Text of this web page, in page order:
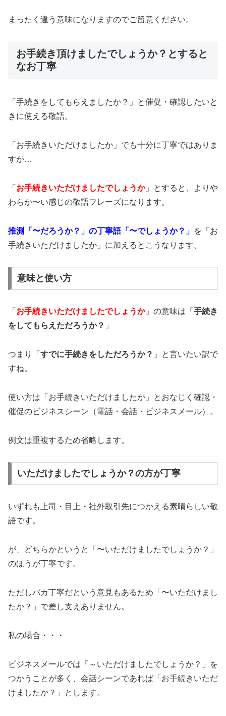
まったく違う意味になりますのでご留意ください。
お手続き頂けましたでしょうか？とすると
なお丁寧
「手続きをしてもらえましたか？」と催促・確認したいと
きに使える敬語。
「お手続きいただけましたか」でも十分に丁寧ではありま
すが…
「 お手続きいただけましたでしょうか」とすると、よりや
わらか〜い感じの敬語フレーズになります。
推測「〜だろうか？」の丁寧語「〜でしょうか？」 を「お
手続きいただけましたか」に加えるとこうなります。
意味と使い方
「 お手続きいただけましたでしょうか」の意味は「 手続き
をしてもらえただろうか？ 」
つまり「 すでに手続きをしただろうか？ 」と言いたい訳で
すね。
使い方は「お手続きいただけましたか」とおなじく確認・
催促のビジネスシーン（電話・会話・ビジネスメール）。
例文は重複するため省略します。
いただけましたでしょうか？の方が丁寧
いずれも上司・目上・社外取引先につかえる素晴らしい敬
語です。
が、どちらかというと「〜いただけましたでしょうか？」
のほうが丁寧です。
ただしバカ丁寧だという意見もあるため「〜いただけまし
たか？」で差し支えありません。
私の場合・・・
ビジネスメールでは「～いただけましたでしょうか？」を
つかうことが多く、会話シーンであれば「お手続きいただ
けましたか？」とします。